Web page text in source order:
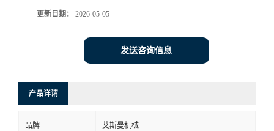
更新日期： 2026-05-05
发送咨询信息
产品详请
品牌 艾斯曼机械